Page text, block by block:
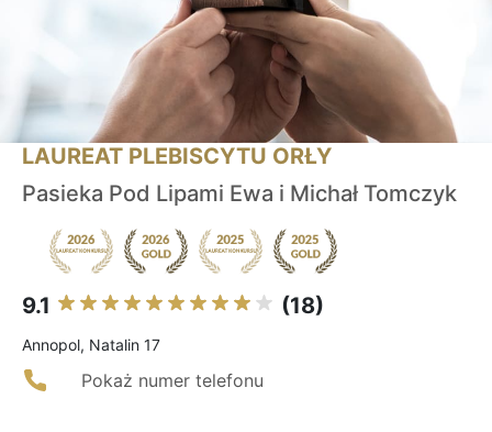
LAUREAT PLEBISCYTU ORŁY
Pasieka Pod Lipami Ewa i Michał Tomczyk
9.1 (18)
Annopol, Natalin 17
Pokaż numer telefonu